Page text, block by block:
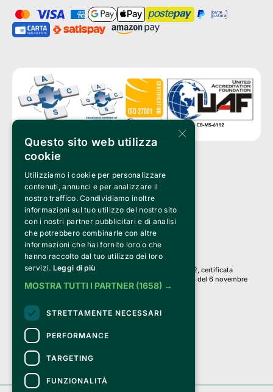
Clappit è un marchio di proprietà di:
Bemils Srl
a Socio Unico
Via Fosse Ardeatine, 4 -20092 Cinisello Balsamo (MI)
PI 05589050961
Iscr. C.C.I.A.A. Milano R.E.A. 1833471
© 2010-2025 Bemils Srl - Tutti i diritti riservati
Credits:
Clappit è basato sulla piattaforma di biglietteria Belive 6.2, certificata
dall’Agenzia delle Entrate con protocollo n. 2025/445474 del 6 novembre
2025.
sono sicuri e protetti da un certificato SSL
con crittografia a 128 bit.
×
Questo sito web utilizza
cookie
Utilizziamo i cookie per personalizzare
contenuti, annunci e per analizzare il
nostro traffico. Condividiamo inoltre
informazioni sul tuo utilizzo del nostro sito
con i nostri partner pubblicitari e di analisi
che potrebbero combinarle con altre
informazioni che hai fornito loro o che
hanno raccolto dal tuo utilizzo dei loro
servizi. Leggi di più
MOSTRA TUTTI I PARTNER (1658) →
STRETTAMENTE NECESSARI
PERFORMANCE
TARGETING
FUNZIONALITÀ